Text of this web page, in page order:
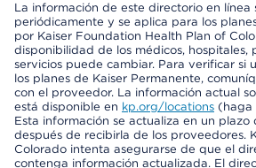
La información de este directorio en línea
periódicamente y se aplica para los
por Kaiser Foundation Health Plan of
disponibilidad de los médicos, hospitales,
servicios puede cambiar. Para verificar si
los planes de Kaiser Permanente,
con el proveedor. La información actual
está disponible en kp.org/locations (haga
Esta información se actualiza en un plazo
después de recibirla de los proveedores.
Colorado intenta asegurarse de que el
contenga información actualizada. El